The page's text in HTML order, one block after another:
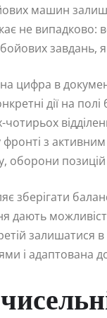
машин
не випадково:
завдань,
цифра в
дії на
чотирьох
з
оборони позицій
зберігати
дають
залишатися в
і адаптована